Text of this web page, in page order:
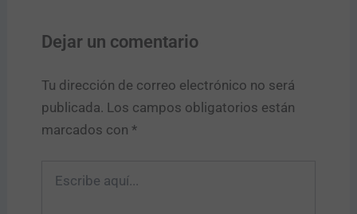
Dejar un comentario
Tu dirección de correo electrónico no será
publicada. Los campos obligatorios están
marcados con *
aquí...